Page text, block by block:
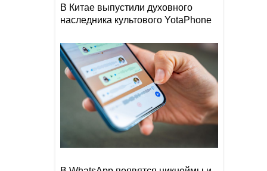
В Китае выпустили духовного
наследника культового YotaPhone